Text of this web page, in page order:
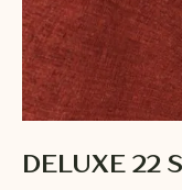
DELUXE 22